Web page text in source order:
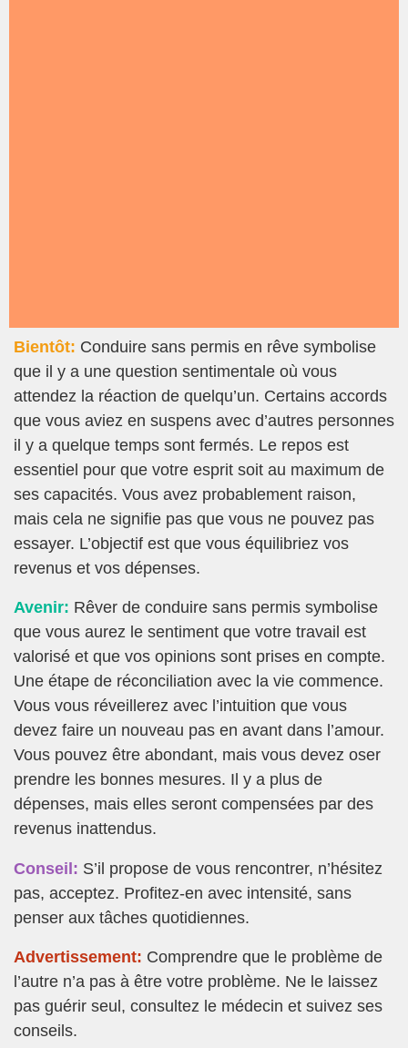
Bientôt: Conduire sans permis en rêve symbolise
que il y a une question sentimentale où vous
attendez la réaction de quelqu’un. Certains accords
que vous aviez en suspens avec d’autres personnes
il y a quelque temps sont fermés. Le repos est
essentiel pour que votre esprit soit au maximum de
ses capacités. Vous avez probablement raison,
mais cela ne signifie pas que vous ne pouvez pas
essayer. L’objectif est que vous équilibriez vos
revenus et vos dépenses.
Avenir: Rêver de conduire sans permis symbolise
que vous aurez le sentiment que votre travail est
valorisé et que vos opinions sont prises en compte.
Une étape de réconciliation avec la vie commence.
Vous vous réveillerez avec l’intuition que vous
devez faire un nouveau pas en avant dans l’amour.
Vous pouvez être abondant, mais vous devez oser
prendre les bonnes mesures. Il y a plus de
dépenses, mais elles seront compensées par des
revenus inattendus.
Conseil: S’il propose de vous rencontrer, n’hésitez
pas, acceptez. Profitez-en avec intensité, sans
penser aux tâches quotidiennes.
Advertissement: Comprendre que le problème de
l’autre n’a pas à être votre problème. Ne le laissez
pas guérir seul, consultez le médecin et suivez ses
conseils.